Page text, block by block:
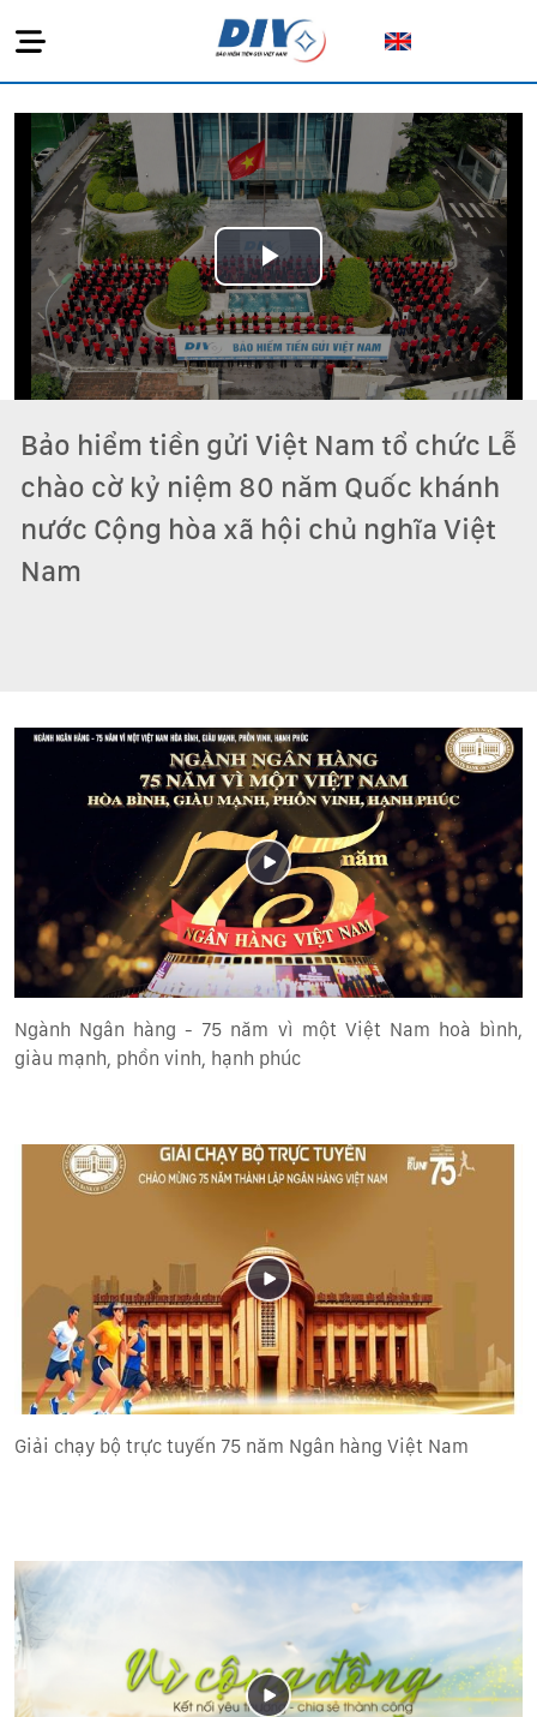
Play
Video
Bảo hiểm tiền gửi Việt Nam tổ chức Lễ
chào cờ kỷ niệm 80 năm Quốc khánh
nước Cộng hòa xã hội chủ nghĩa Việt
Nam
Ngành Ngân hàng - 75 năm vì một Việt Nam hoà bình,
giàu mạnh, phồn vinh, hạnh phúc
Giải chạy bộ trực tuyến 75 năm Ngân hàng Việt Nam